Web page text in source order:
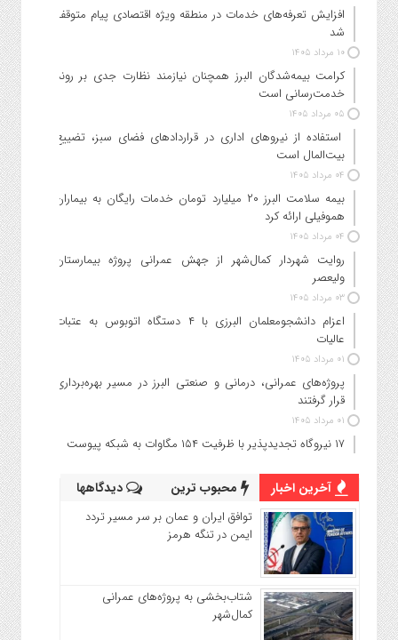
افزایش تعرفه‌های خدمات در منطقه ویژه اقتصادی پیام متوقف
شد
۱۰ مرداد ۱۴۰۵
کرامت بیمه‌شدگان البرز همچنان نیازمند نظارت جدی بر روند
خدمت‌رسانی است
۰۵ مرداد ۱۴۰۵
استفاده از نیروهای اداری در قراردادهای فضای سبز، تضییع
بیت‌المال است
۰۴ مرداد ۱۴۰۵
بیمه سلامت البرز ۲۰ میلیارد تومان خدمات رایگان به بیماران
هموفیلی ارائه کرد
۰۴ مرداد ۱۴۰۵
روایت شهردار کمال‌شهر از جهش عمرانی پروژه بیمارستان
ولیعصر
۰۳ مرداد ۱۴۰۵
اعزام دانشجو‌معلمان البرزی با ۴ دستگاه اتوبوس به عتبات
عالیات
۰۱ مرداد ۱۴۰۵
پروژه‌های عمرانی، درمانی و صنعتی البرز در مسیر بهره‌برداری
قرار گرفتند
۰۱ مرداد ۱۴۰۵
۱۷ نیروگاه تجدیدپذیر با ظرفیت ۱۵۴ مگاوات به شبکه پیوست
آخرین اخبار محبوب ترین دیدگاهها
توافق ایران و عمان بر سر مسیر تردد
ایمن در تنگه هرمز
شتاب‌بخشی به پروژه‌های عمرانی
کمال‌شهر